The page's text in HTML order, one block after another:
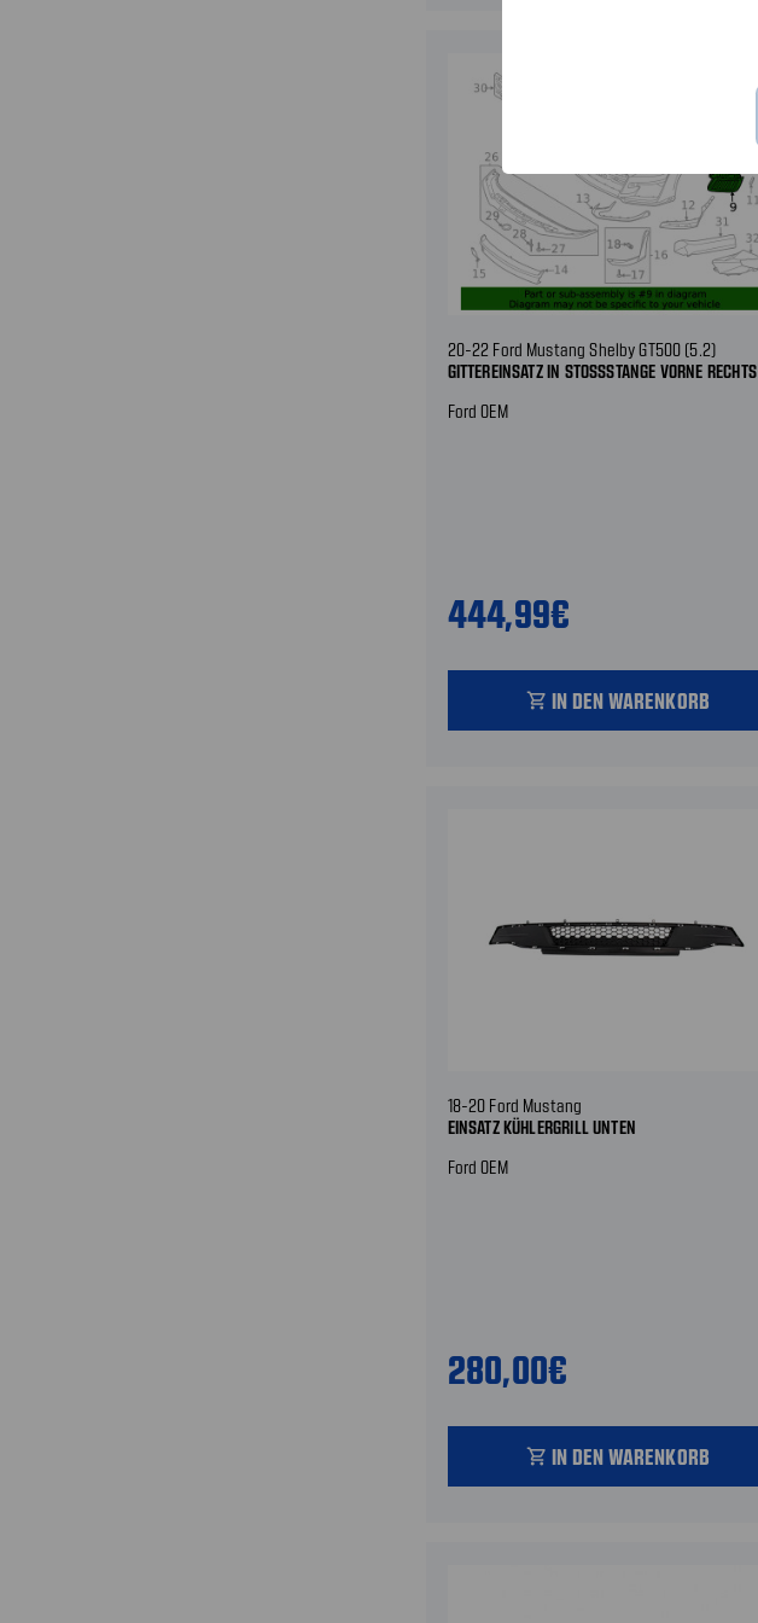
20-22 Ford Mustang Shelby GT500 (5.2)
GITTEREINSATZ IN STOSSSTANGE VORNE RECHTS
Ford OEM
444,99€
shopping_cart IN DEN WARENKORB
18-20 Ford Mustang
EINSATZ KÜHLERGRILL UNTEN
Ford OEM
280,00€
shopping_cart IN DEN WARENKORB